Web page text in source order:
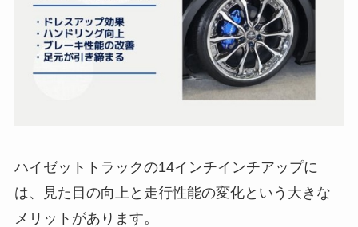
ハイゼットトラックの14インチインチアップに
は、見た目の向上と走行性能の変化という大きな
メリットがあります。